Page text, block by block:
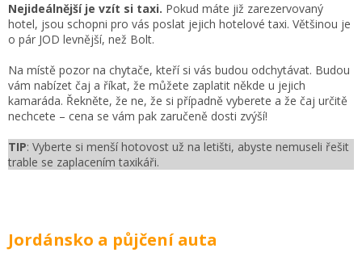
Nejideálnější je vzít si taxi. Pokud máte již zarezervovaný
hotel, jsou schopni pro vás poslat jejich hotelové taxi. Většinou je
o pár JOD levnější, než Bolt.
Na místě pozor na chytače, kteří si vás budou odchytávat. Budou
vám nabízet čaj a říkat, že můžete zaplatit někde u jejich
kamaráda. Řekněte, že ne, že si případně vyberete a že čaj určitě
nechcete – cena se vám pak zaručeně dosti zvýší!
TIP: Vyberte si menší hotovost už na letišti, abyste nemuseli řešit
trable se zaplacením taxikáři.
Jordánsko a půjčení auta